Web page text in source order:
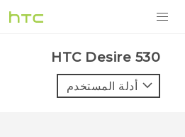
VIVE
HTC Desire 530‎
أدلة المستخدم